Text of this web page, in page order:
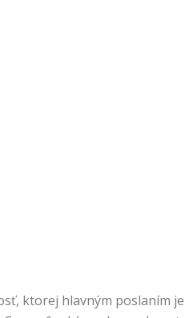
ktorej hlavným